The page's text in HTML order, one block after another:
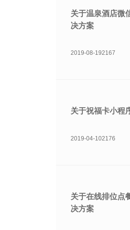
关于温泉酒店微
决方案
2019-08-192167
关于祝福卡小程
2019-04-102176
关于在线排位点
决方案